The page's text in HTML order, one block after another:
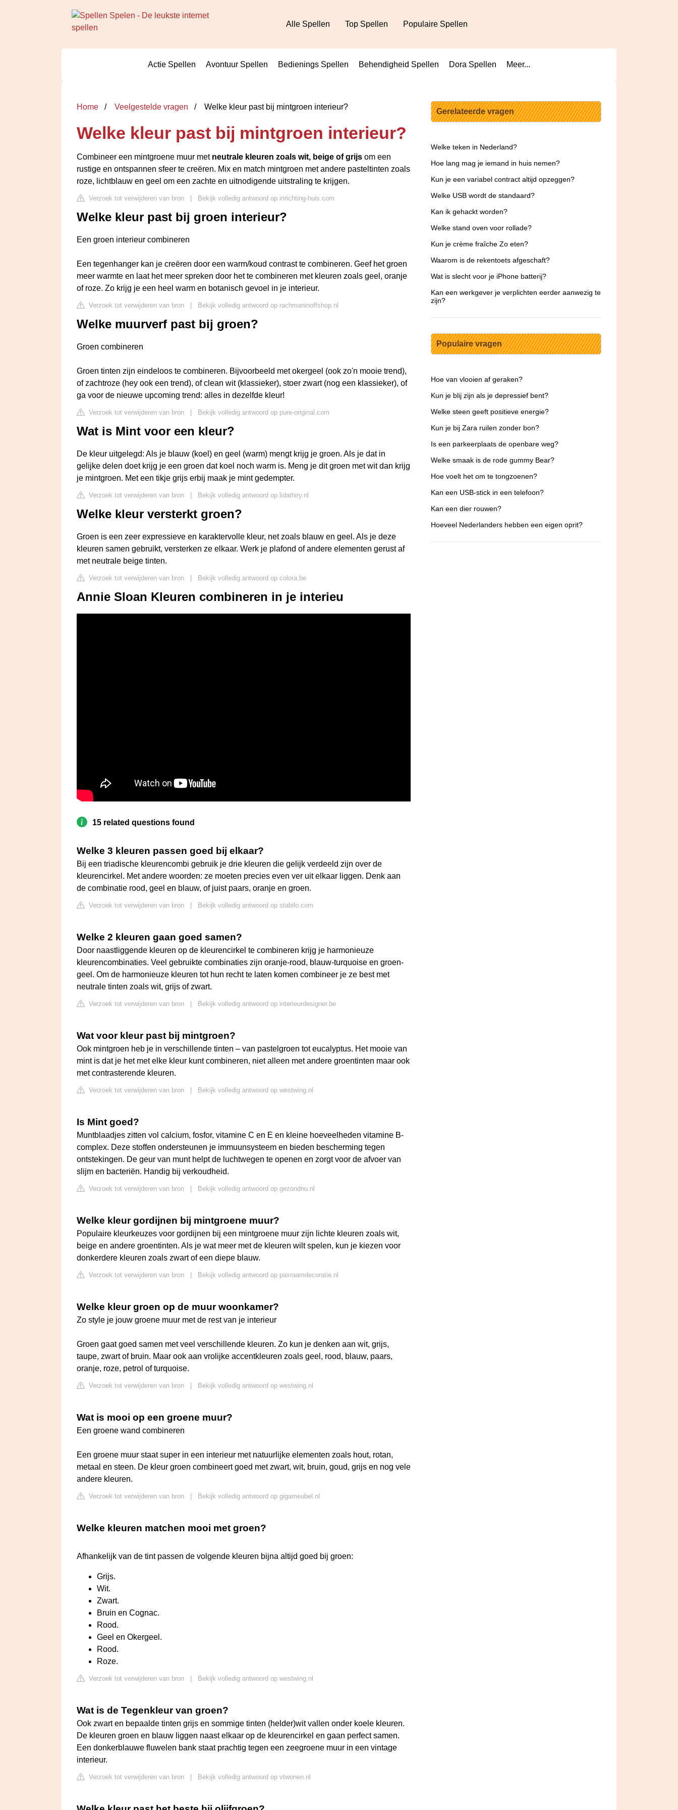
Alle Spellen Top Spellen Populaire Spellen
Actie Spellen Avontuur Spellen Bedienings Spellen Behendigheid Spellen Dora Spellen Meer...
Home Veelgestelde vragen Welke kleur past bij mintgroen interieur?
Welke kleur past bij mintgroen interieur?
Combineer een mintgroene muur met neutrale kleuren zoals wit, beige of grijs om een
rustige en ontspannen sfeer te creëren. Mix en match mintgroen met andere pasteltinten zoals
roze, lichtblauw en geel om een zachte en uitnodigende uitstraling te krijgen.
Verzoek tot verwijderen van bron Bekijk volledig antwoord op inrichting-huis.com
Welke kleur past bij groen interieur?
Een groen interieur combineren
Een tegenhanger kan je creëren door een warm/koud contrast te combineren. Geef het groen
meer warmte en laat het meer spreken door het te combineren met kleuren zoals geel, oranje
of roze. Zo krijg je een heel warm en botanisch gevoel in je interieur.
Verzoek tot verwijderen van bron Bekijk volledig antwoord op rachmaninoffshop.nl
Welke muurverf past bij groen?
Groen combineren
Groen tinten zijn eindeloos te combineren. Bijvoorbeeld met okergeel (ook zo'n mooie trend),
of zachtroze (hey ook een trend), of clean wit (klassieker), stoer zwart (nog een klassieker), of
ga voor de nieuwe upcoming trend: alles in dezelfde kleur!
Verzoek tot verwijderen van bron Bekijk volledig antwoord op pure-original.com
Wat is Mint voor een kleur?
De kleur uitgelegd: Als je blauw (koel) en geel (warm) mengt krijg je groen. Als je dat in
gelijke delen doet krijg je een groen dat koel noch warm is. Meng je dit groen met wit dan krijg
je mintgroen. Met een tikje grijs erbij maak je mint gedempter.
Verzoek tot verwijderen van bron Bekijk volledig antwoord op lidathiry.nl
Welke kleur versterkt groen?
Groen is een zeer expressieve en karaktervolle kleur, net zoals blauw en geel. Als je deze
kleuren samen gebruikt, versterken ze elkaar. Werk je plafond of andere elementen gerust af
met neutrale beige tinten.
Verzoek tot verwijderen van bron Bekijk volledig antwoord op colora.be
Annie Sloan Kleuren combineren in je interieu
15 related questions found
Welke 3 kleuren passen goed bij elkaar?
Bij een triadische kleurencombi gebruik je drie kleuren die gelijk verdeeld zijn over de
kleurencirkel. Met andere woorden: ze moeten precies even ver uit elkaar liggen. Denk aan
de combinatie rood, geel en blauw, of juist paars, oranje en groen.
Verzoek tot verwijderen van bron Bekijk volledig antwoord op stabilo.com
Welke 2 kleuren gaan goed samen?
Door naastliggende kleuren op de kleurencirkel te combineren krijg je harmonieuze
kleurencombinaties. Veel gebruikte combinaties zijn oranje-rood, blauw-turquoise en groen-
geel. Om de harmonieuze kleuren tot hun recht te laten komen combineer je ze best met
neutrale tinten zoals wit, grijs of zwart.
Verzoek tot verwijderen van bron Bekijk volledig antwoord op interieurdesigner.be
Wat voor kleur past bij mintgroen?
Ook mintgroen heb je in verschillende tinten – van pastelgroen tot eucalyptus. Het mooie van
mint is dat je het met elke kleur kunt combineren, niet alleen met andere groentinten maar ook
met contrasterende kleuren.
Verzoek tot verwijderen van bron Bekijk volledig antwoord op westwing.nl
Is Mint goed?
Muntblaadjes zitten vol calcium, fosfor, vitamine C en E en kleine hoeveelheden vitamine B-
complex. Deze stoffen ondersteunen je immuunsysteem en bieden bescherming tegen
ontstekingen. De geur van munt helpt de luchtwegen te openen en zorgt voor de afvoer van
slijm en bacteriën. Handig bij verkoudheid.
Verzoek tot verwijderen van bron Bekijk volledig antwoord op gezondnu.nl
Welke kleur gordijnen bij mintgroene muur?
Populaire kleurkeuzes voor gordijnen bij een mintgroene muur zijn lichte kleuren zoals wit,
beige en andere groentinten. Als je wat meer met de kleuren wilt spelen, kun je kiezen voor
donkerdere kleuren zoals zwart of een diepe blauw.
Verzoek tot verwijderen van bron Bekijk volledig antwoord op paxraamdecoratie.nl
Welke kleur groen op de muur woonkamer?
Zo style je jouw groene muur met de rest van je interieur
Groen gaat goed samen met veel verschillende kleuren. Zo kun je denken aan wit, grijs,
taupe, zwart of bruin. Maar ook aan vrolijke accentkleuren zoals geel, rood, blauw, paars,
oranje, roze, petrol of turquoise.
Verzoek tot verwijderen van bron Bekijk volledig antwoord op westwing.nl
Wat is mooi op een groene muur?
Een groene wand combineren
Een groene muur staat super in een interieur met natuurlijke elementen zoals hout, rotan,
metaal en steen. De kleur groen combineert goed met zwart, wit, bruin, goud, grijs en nog vele
andere kleuren.
Verzoek tot verwijderen van bron Bekijk volledig antwoord op gigameubel.nl
Welke kleuren matchen mooi met groen?
Afhankelijk van de tint passen de volgende kleuren bijna altijd goed bij groen:
Grijs.
Wit.
Zwart.
Bruin en Cognac.
Rood.
Geel en Okergeel.
Rood.
Roze.
Verzoek tot verwijderen van bron Bekijk volledig antwoord op westwing.nl
Wat is de Tegenkleur van groen?
Ook zwart en bepaalde tinten grijs en sommige tinten (helder)wit vallen onder koele kleuren.
De kleuren groen en blauw liggen naast elkaar op de kleurencirkel en gaan perfect samen.
Een donkerblauwe fluwelen bank staat prachtig tegen een zeegroene muur in een vintage
interieur.
Verzoek tot verwijderen van bron Bekijk volledig antwoord op vtwonen.nl
Gerelateerde vragen
Welke teken in Nederland?
Hoe lang mag je iemand in huis nemen?
Kun je een variabel contract altijd opzeggen?
Welke USB wordt de standaard?
Kan ik gehackt worden?
Welke stand oven voor rollade?
Kun je crème fraîche Zo eten?
Waarom is de rekentoets afgeschaft?
Wat is slecht voor je iPhone batterij?
Kan een werkgever je verplichten eerder aanwezig te
zijn?
Populaire vragen
Hoe van vlooien af geraken?
Kun je blij zijn als je depressief bent?
Welke steen geeft positieve energie?
Kun je bij Zara ruilen zonder bon?
Is een parkeerplaats de openbare weg?
Welke smaak is de rode gummy Bear?
Hoe voelt het om te tongzoenen?
Kan een USB-stick in een telefoon?
Kan een dier rouwen?
Hoeveel Nederlanders hebben een eigen oprit?